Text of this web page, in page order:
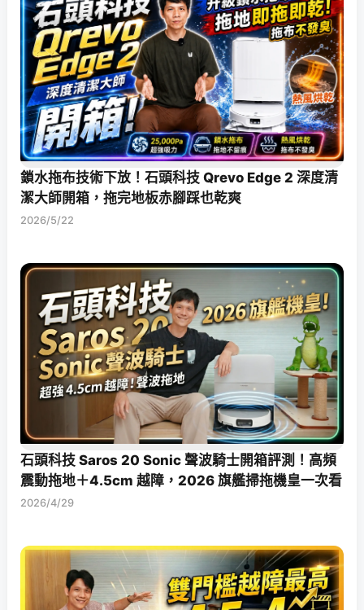
鎖水拖布技術下放！石頭科技 Qrevo Edge 2 深度清
潔大師開箱，拖完地板赤腳踩也乾爽
2026/5/22
石頭科技 Saros 20 Sonic 聲波騎士開箱評測！高頻
震動拖地＋4.5cm 越障，2026 旗艦掃拖機皇一次看
2026/4/29